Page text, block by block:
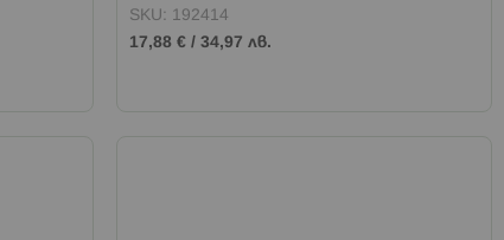
SKU: 192414
17,88 € /34,97 лв.